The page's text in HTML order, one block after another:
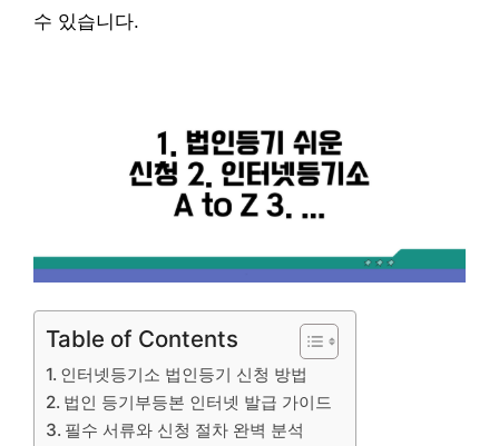
수 있습니다.
Table of Contents
인터넷등기소 법인등기 신청 방법
법인 등기부등본 인터넷 발급 가이드
필수 서류와 신청 절차 완벽 분석